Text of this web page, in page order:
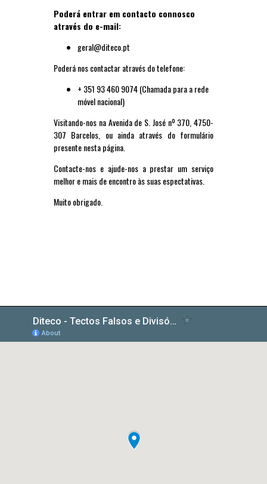
Poderá entrar em contacto connosco
através do e-mail:
geral@diteco.pt
Poderá nos contactar através do telefone:
+ 351 93 460 9074 (Chamada para a rede
móvel nacional)
Visitando-nos na Avenida de S. José nº 370, 4750-
307 Barcelos, ou ainda através do formulário
presente nesta página.
Contacte-nos e ajude-nos a prestar um serviço
melhor e mais de encontro às suas espectativas.
Muito obrigado.